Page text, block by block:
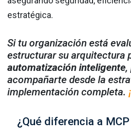
estratégica.
Si tu organización está
estructurar su arquitectura
automatización inteligente,
acompañarte desde la
implementación completa.
¿Qué diferencia a